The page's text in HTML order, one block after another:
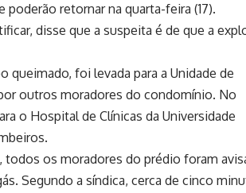
retornar na quarta-feira (17).
disse que a suspeita é de que a
queimado, foi levada para a Unidade de
outros moradores do condomínio. No
o Hospital de Clínicas da Universidade
todos os moradores do prédio foram
Segundo a síndica, cerca de cinco